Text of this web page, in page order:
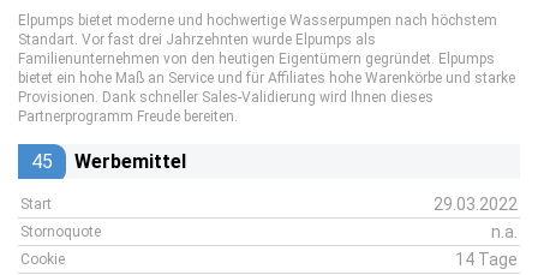
Elpumps bietet moderne und hochwertige Wasserpumpen nach höchstem
Standart. Vor fast drei Jahrzehnten wurde Elpumps als
Familienunternehmen von den heutigen Eigentümern gegründet. Elpumps
bietet ein hohe Maß an Service und für Affiliates hohe Warenkörbe und starke
Provisionen. Dank schneller Sales-Validierung wird Ihnen dieses
Partnerprogramm Freude bereiten.
45 Werbemittel
Start 29.03.2022
Stornoquote n.a.
Cookie 14 Tage